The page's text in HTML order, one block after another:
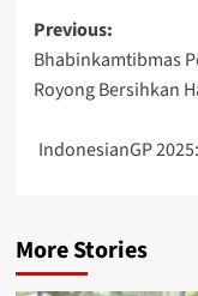
Post
Previous:
Bhabinkamtibmas
Royong Bersihkan
IndonesianGP
More Stories